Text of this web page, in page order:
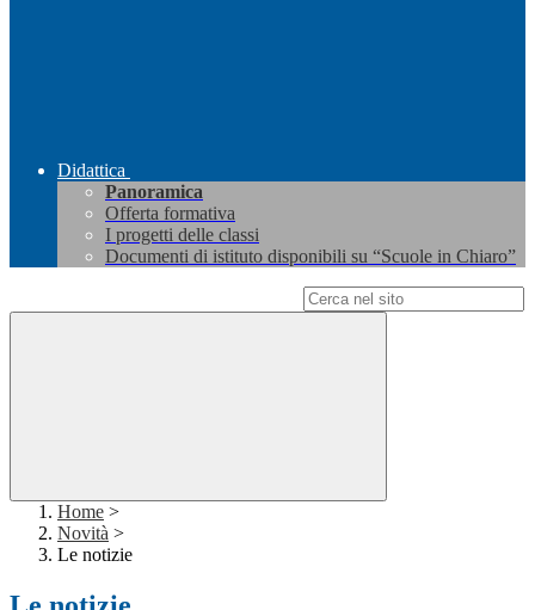
Didattica
Panoramica
Offerta formativa
I progetti delle classi
Documenti di istituto disponibili su “Scuole in Chiaro”
Home >
Novità >
Le notizie